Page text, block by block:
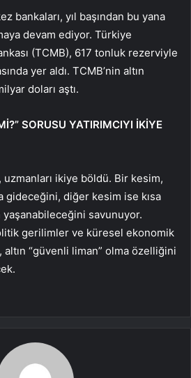
bankaları, yıl başından bu yana
devam ediyor. Türkiye
(TCMB), 617 tonluk rezerviyle
yer aldı. TCMB’nin altın
doları aştı.
SORUSU YATIRIMCIYI İKİYE
ikiye böldü. Bir kesim,
gideceğini, diğer kesim ise kısa
yaşanabileceğini savunuyor.
gerilimler ve küresel ekonomik
“güvenli liman” olma özelliğini